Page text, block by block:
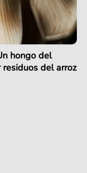
hongo del
del arroz